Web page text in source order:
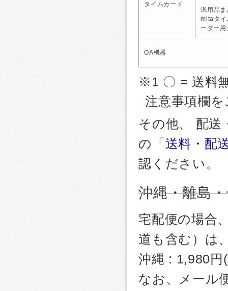
タイムカード
汎用品ま
mitaタイ
ーダー
OA機器
※1 〇 = 送料
注意事項欄
その他、 配送
の
「送料・配
認ください。
沖縄・離島
宅配便の場合
道も含む）は
沖縄 : 1,980円
なお、メール